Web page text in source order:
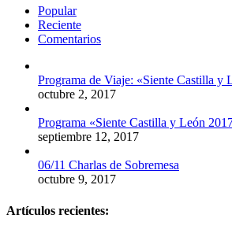
Popular
Reciente
Comentarios
Programa de Viaje: «Siente Castilla y
octubre 2, 2017
Programa «Siente Castilla y León
septiembre 12, 2017
06/11 Charlas de Sobremesa
octubre 9, 2017
Artículos recientes: